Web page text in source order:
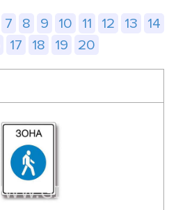
7 8 9 10 11 12 13
14
17 18 19 20